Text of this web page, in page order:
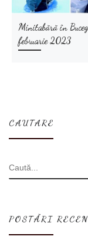
Minitabără în
februarie 2023
CAUTARE
CĂUTARE
POSTĂRI